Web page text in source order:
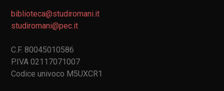
biblioteca@studiromani.it
studiromani@pec.it
C.F. 80045010586
P.IVA 02117071007
Codice univoco M5UXCR1